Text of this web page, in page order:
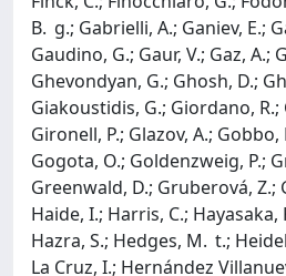
B. g.; Gabrielli, A.; Ganiev, E.;
Gaudino, G.; Gaur, V.; Gaz, A.;
Ghevondyan, G.; Ghosh, D.;
Giakoustidis, G.; Giordano,
Gironell, P.; Glazov, A.; Gobbo,
Gogota, O.; Goldenzweig, P.;
Greenwald, D.; Gruberová, Z.;
Haide, I.; Harris, C.; Hayasaka,
Hazra, S.; Hedges, M. t.;
La Cruz, I.; Hernández